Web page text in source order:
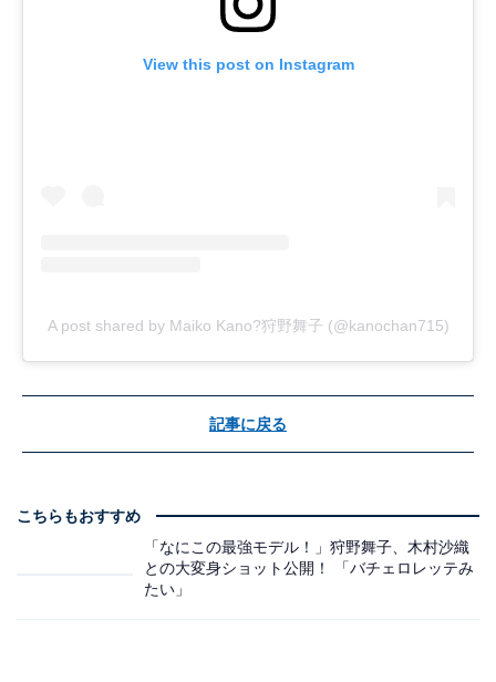
View this post on Instagram
A post shared by Maiko Kano?狩野舞子 (@kanochan715)
記事に戻る
こちらもおすすめ
「なにこの最強モデル！」狩野舞子、木村沙織
との大変身ショット公開！ 「バチェロレッテみ
たい」